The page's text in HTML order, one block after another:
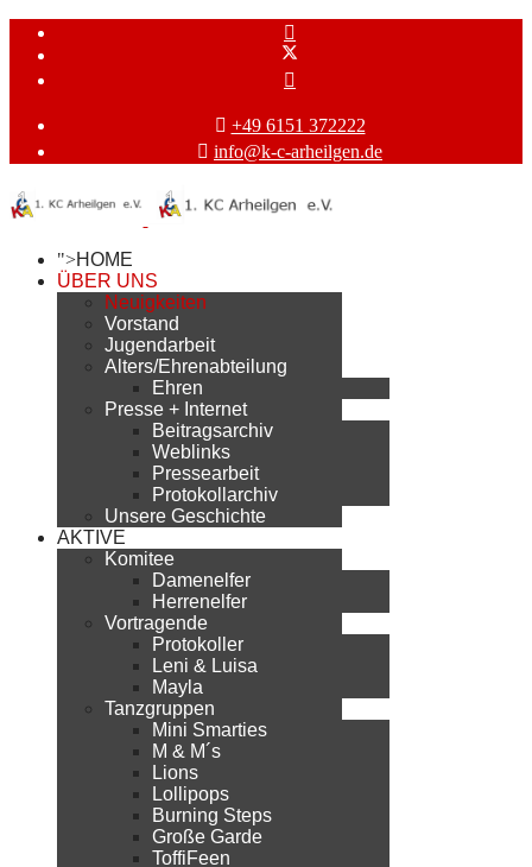
+49 6151 372222
info@k-c-arheilgen.de
">HOME
ÜBER UNS
Neuigkeiten
Vorstand
Jugendarbeit
Alters/Ehrenabteilung
Ehren
Presse + Internet
Beitragsarchiv
Weblinks
Pressearbeit
Protokollarchiv
Unsere Geschichte
AKTIVE
Komitee
Damenelfer
Herrenelfer
Vortragende
Protokoller
Leni & Luisa
Mayla
Tanzgruppen
Mini Smarties
M & M´s
Lions
Lollipops
Burning Steps
Große Garde
ToffiFeen